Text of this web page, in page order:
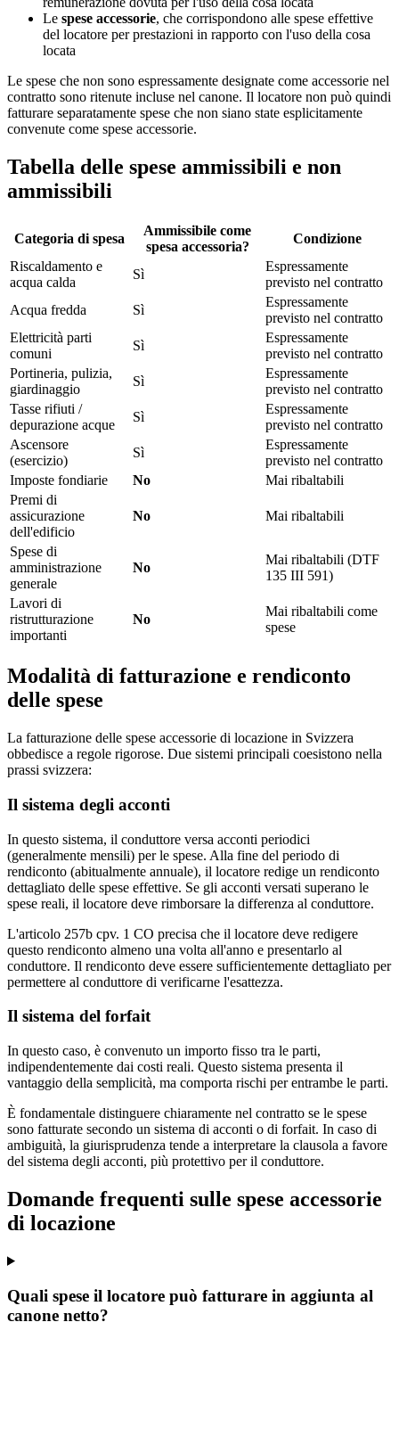
Le spese accessorie, che corrispondono alle spese effettive
del locatore per prestazioni in rapporto con l'uso della cosa
locata
Le spese che non sono espressamente designate come accessorie nel
contratto sono ritenute incluse nel canone. Il locatore non può quindi
fatturare separatamente spese che non siano state esplicitamente
convenute come spese accessorie.
Tabella delle spese ammissibili e non
ammissibili
Categoria di spesa
Ammissibile come
spesa accessoria?
Condizione
Riscaldamento e
acqua calda
Sì
Espressamente
previsto nel contratto
Acqua fredda
Sì
Espressamente
previsto nel contratto
Elettricità parti
comuni
Sì
Espressamente
previsto nel contratto
Portineria, pulizia,
giardinaggio
Sì
Espressamente
previsto nel contratto
Tasse rifiuti /
depurazione acque
Sì
Espressamente
previsto nel contratto
Ascensore
(esercizio)
Sì
Espressamente
previsto nel contratto
Imposte fondiarie
No
Mai ribaltabili
Premi di
assicurazione
dell'edificio
No Mai ribaltabili
Spese di
amministrazione
generale
No
Mai ribaltabili (DTF
135 III 591)
Lavori di
ristrutturazione
importanti
No
Mai ribaltabili come
spese
Modalità di fatturazione e rendiconto
delle spese
La fatturazione delle spese accessorie di locazione in Svizzera
obbedisce a regole rigorose. Due sistemi principali coesistono nella
prassi svizzera:
Il sistema degli acconti
In questo sistema, il conduttore versa acconti periodici
(generalmente mensili) per le spese. Alla fine del periodo di
rendiconto (abitualmente annuale), il locatore redige un rendiconto
dettagliato delle spese effettive. Se gli acconti versati superano le
spese reali, il locatore deve rimborsare la differenza al conduttore.
L'articolo 257b cpv. 1 CO precisa che il locatore deve redigere
questo rendiconto almeno una volta all'anno e presentarlo al
conduttore. Il rendiconto deve essere sufficientemente dettagliato per
permettere al conduttore di verificarne l'esattezza.
Il sistema del forfait
In questo caso, è convenuto un importo fisso tra le parti,
indipendentemente dai costi reali. Questo sistema presenta il
vantaggio della semplicità, ma comporta rischi per entrambe le parti.
È fondamentale distinguere chiaramente nel contratto se le spese
sono fatturate secondo un sistema di acconti o di forfait. In caso di
ambiguità, la giurisprudenza tende a interpretare la clausola a favore
del sistema degli acconti, più protettivo per il conduttore.
Domande frequenti sulle spese accessorie
di locazione
Quali spese il locatore può fatturare in aggiunta al
canone netto?